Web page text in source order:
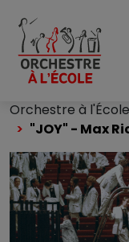
Orchestre à l'École
"JOY" - Max